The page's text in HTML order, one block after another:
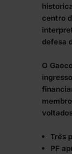
centro
defesa
O
Três
PF